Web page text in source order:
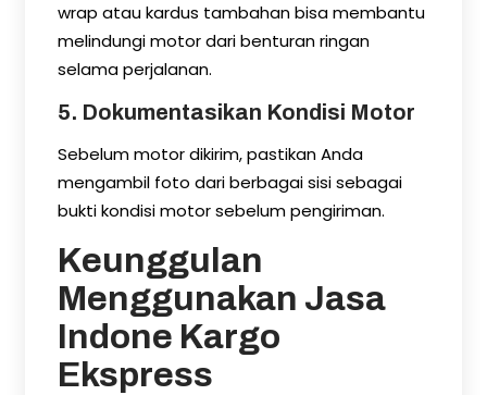
wrap atau kardus tambahan bisa membantu
melindungi motor dari benturan ringan
selama perjalanan.
5. Dokumentasikan Kondisi Motor
Sebelum motor dikirim, pastikan Anda
mengambil foto dari berbagai sisi sebagai
bukti kondisi motor sebelum pengiriman.
Keunggulan
Menggunakan Jasa
Indone Kargo
Ekspress